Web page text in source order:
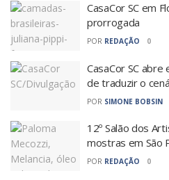
CasaCor SC em
prorrogada
POR REDAÇÃO 0
CasaCor SC
de traduzir o
POR SIMONE BOBSIN
12º Salão dos
mostras em São
POR REDAÇÃO 0